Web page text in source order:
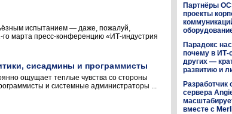
испытанием — даже, пожалуй,
марта пресс-конференцию «ИТ-индустрия
сисадмины и программисты
ощущает теплые чувства со стороны
и системные администраторы ...
Партнёры
проекты
Парадокс
почему в ИТ-
других —
развитию и
Разработчик
сервера
вместе с